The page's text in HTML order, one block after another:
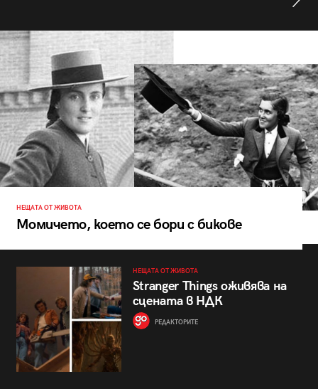
НЕЩАТА ОТ ЖИВОТА
Момичето, което се бори с бикове
НЕЩАТА ОТ ЖИВОТА
Stranger Things оживява на
сцената в НДК
РЕДАКТОРИТЕ